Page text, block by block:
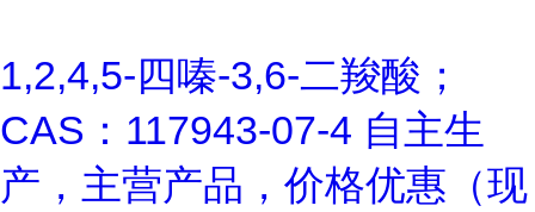
1,2,4,5-四嗪-3,6-二羧酸；
CAS：117943-07-4 自主生
产，主营产品，价格优惠（现